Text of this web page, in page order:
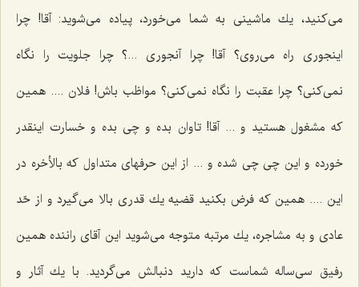
می‌كنید، یك ماشینی به شما می‌خورد، پیاده می‌شوید: آقا! چرا
اینجوری راه می‌روی؟ آقا! چرا آنجوری ...؟ چرا جلویت را نگاه
نمی‌كنی؟ چرا عقبت را نگاه نمی‌كنی؟ مواظب باش! فلان .... همین
كه مشغول هستید و ... آقا! تاوان بده و چی بده و خسارت اینقدر
خورده و این چی چی شده و ... از این حرفهای متداول كه بالأخره در
این .... همین كه فرض بكنید قضیه یك قدری بالا می‌گیرد و از حّد
عادی و به مشاجره، یك مرتبه متوجه می‌شوید این آقای راننده همین
رفیق سی‌ساله شماست كه دارید دنبالش می‌گردید. با یك آثار و